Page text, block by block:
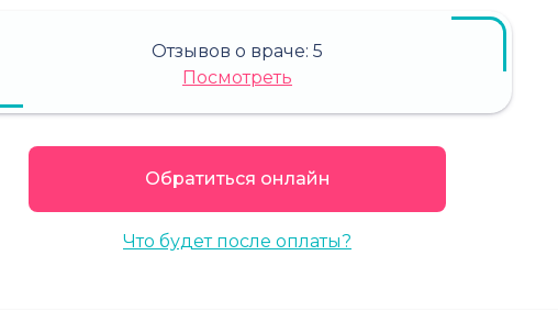
Отзывов о враче: 5
Посмотреть
Обратиться онлайн
Что будет после оплаты?